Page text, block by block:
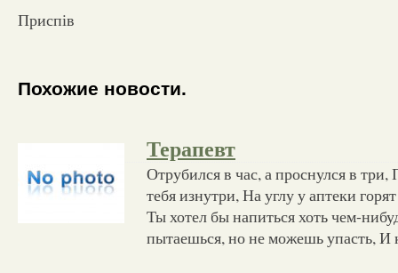
Приспів
Похожие новости.
Терапевт
Отрубился в час, а проснулся в
тебя изнутри, На углу у аптеки
Ты хотел бы напиться хоть чем-
пытаешься, но не можешь упасть, И